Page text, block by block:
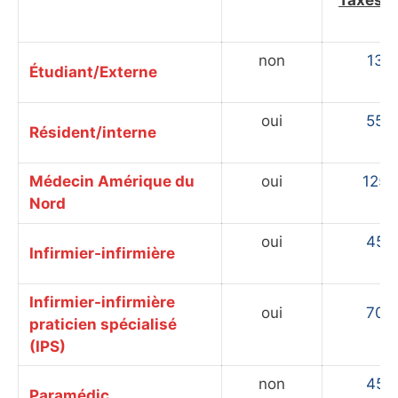
Étudiant/Externe
non
Résident/interne
oui
Médecin Amérique du
Nord
oui
Infirmier-infirmière
oui
Infirmier-infirmière
praticien spécialisé
(IPS)
oui
non